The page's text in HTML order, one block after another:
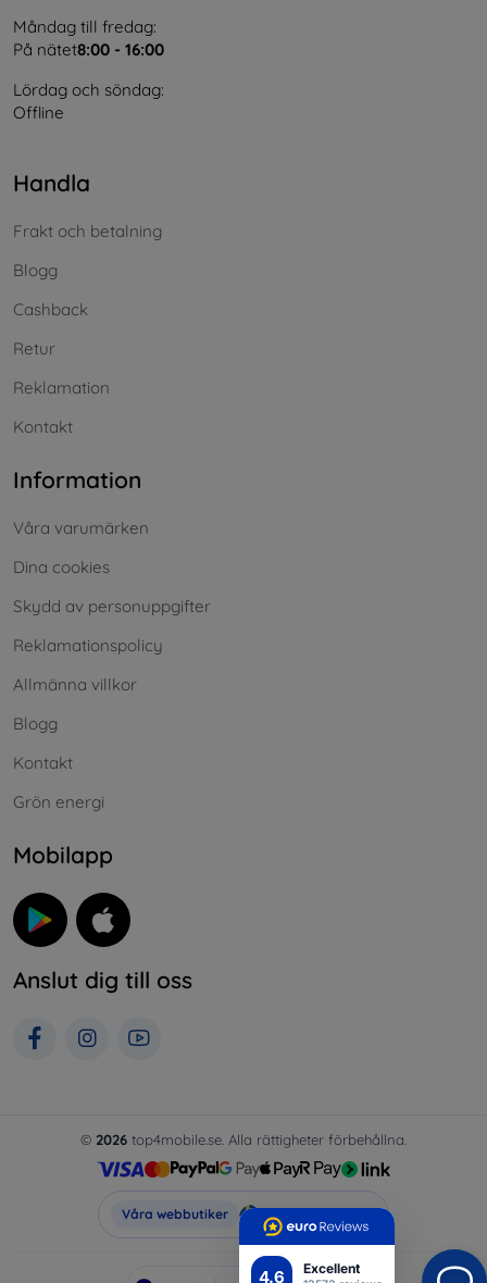
4.6 Excellent
Måndag till fredag:
På nätet8:00 - 16:00
Lördag och söndag:
Offline
Handla
Frakt och betalning
Blogg
Cashback
Retur
Reklamation
Kontakt
Information
Våra varumärken
Dina cookies
Skydd av personuppgifter
Reklamationspolicy
Allmänna villkor
Blogg
Kontakt
Grön energi
Mobilapp
Anslut dig till oss
© 2026 top4mobile.se. Alla rättigheter förbehållna.
Våra webbutiker Top4Mobile.se